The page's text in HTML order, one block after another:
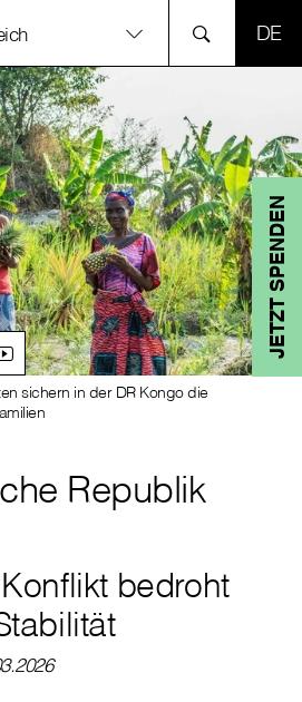
JETZT SPENDEN
Republik
sichern in der DR Kongo die
bedroht